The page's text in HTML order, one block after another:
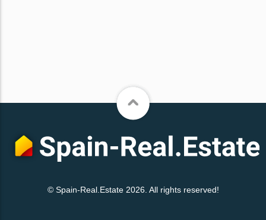
© Spain-Real.Estate 2026. All rights reserved!